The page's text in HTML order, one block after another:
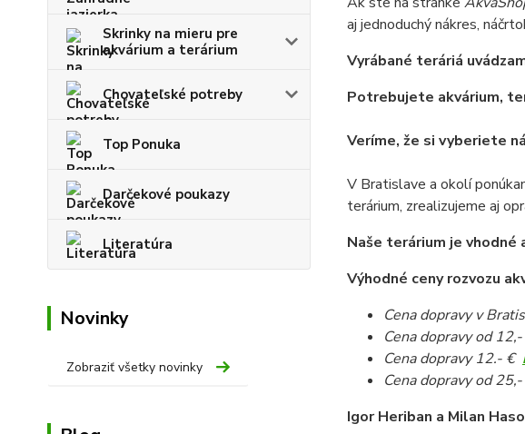
Skrinky na mieru pre
akvárium a terárium
Chovateľské potreby
Top Ponuka
Darčekové poukazy
Literatúra
Novinky
Zobraziť všetky novinky
aj jednoduchý nákres,
Vyrábané teráriá
Potrebujete akvárium,
Veríme, že si vyberiete
V Bratislave a okolí
terárium, zrealizujeme aj
Naše terárium je
Výhodné ceny rozvozu
Cena dopravy v
Cena dopravy od
Cena dopravy 12.- €
Cena dopravy od
Igor Heriban a Milan